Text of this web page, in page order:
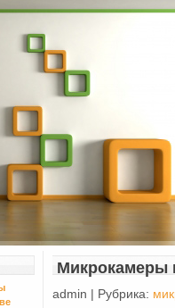
Микрокамеры
admin | Рубрика: